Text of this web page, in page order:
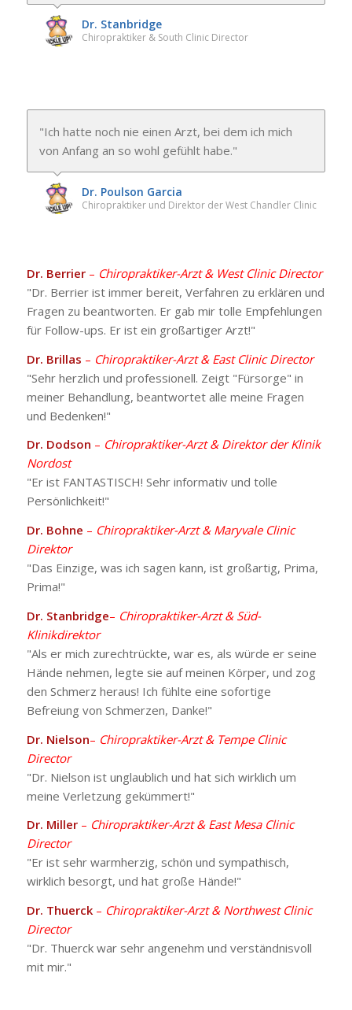
Dr. Stanbridge
Chiropraktiker & South Clinic Director
"Ich hatte noch nie einen Arzt, bei dem ich mich
von Anfang an so wohl gefühlt habe."
Dr. Poulson Garcia
Chiropraktiker und Direktor der West Chandler Clinic
Dr. Berrier– Chiropraktiker-Arzt & West Clinic Director
"Dr. Berrier ist immer bereit, Verfahren zu erklären und
Fragen zu beantworten. Er gab mir tolle Empfehlungen
für Follow-ups. Er ist ein großartiger Arzt!"
Dr. Brillas – Chiropraktiker-Arzt & East Clinic Director
"Sehr herzlich und professionell. Zeigt "Fürsorge" in
meiner Behandlung, beantwortet alle meine Fragen
und Bedenken!"
Dr. Dodson – Chiropraktiker-Arzt & Direktor der Klinik
Nordost
"Er ist FANTASTISCH! Sehr informativ und tolle
Persönlichkeit!"
Dr. Bohne – Chiropraktiker-Arzt & Maryvale Clinic
Direktor
"Das Einzige, was ich sagen kann, ist großartig, Prima,
Prima!"
Dr. Stanbridge– Chiropraktiker-Arzt & Süd-
Klinikdirektor
"Als er mich zurechtrückte, war es, als würde er seine
Hände nehmen, legte sie auf meinen Körper, und zog
den Schmerz heraus! Ich fühlte eine sofortige
Befreiung von Schmerzen, Danke!"
Dr. Nielson– Chiropraktiker-Arzt & Tempe Clinic
Director
"Dr. Nielson ist unglaublich und hat sich wirklich um
meine Verletzung gekümmert!"
Dr. Miller– Chiropraktiker-Arzt & East Mesa Clinic
Director
"Er ist sehr warmherzig, schön und sympathisch,
wirklich besorgt, und hat große Hände!"
Dr. Thuerck– Chiropraktiker-Arzt & Northwest Clinic
Director
"Dr. Thuerck war sehr angenehm und verständnisvoll
mit mir."